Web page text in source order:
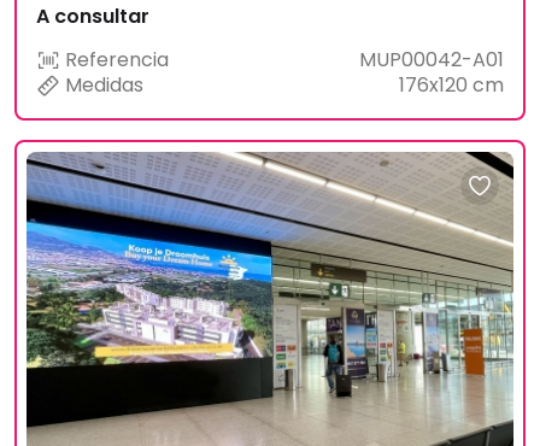
A consultar
Referencia
MUP00042-A01
Medidas
176x120 cm